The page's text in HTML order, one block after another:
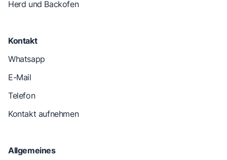
Herd und Backofen
Kontakt
Whatsapp
E-Mail
Telefon
Kontakt aufnehmen
Allgemeines